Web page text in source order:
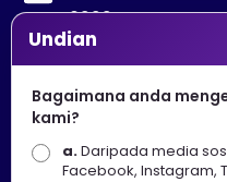
8000
+603
8891
7100
Undian
Bagaimana anda
kami?
a.Daripada media
Facebook, Instagram,